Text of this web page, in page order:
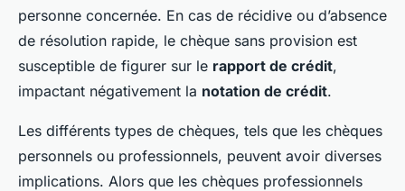
personne concernée. En cas de récidive ou d’absence
de résolution rapide, le chèque sans provision est
susceptible de figurer sur le rapport de crédit,
impactant négativement la notation de crédit.
Les différents types de chèques, tels que les chèques
personnels ou professionnels, peuvent avoir diverses
implications. Alors que les chèques professionnels